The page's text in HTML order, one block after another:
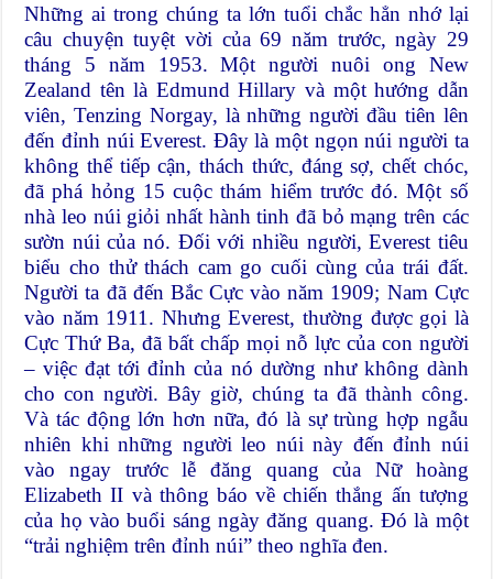
Những ai trong chúng ta lớn tuổi chắc hẳn nhớ lại
câu chuyện tuyệt vời của 69 năm trước, ngày 29
tháng 5 năm 1953. Một người nuôi ong New
Zealand tên là Edmund Hillary và một hướng dẫn
viên, Tenzing Norgay, là những người đầu tiên lên
đến đỉnh núi Everest. Đây là một ngọn núi người ta
không thể tiếp cận, thách thức, đáng sợ, chết chóc,
đã phá hỏng 15 cuộc thám hiểm trước đó. Một số
nhà leo núi giỏi nhất hành tinh đã bỏ mạng trên các
sườn núi của nó. Đối với nhiều người, Everest tiêu
biểu cho thử thách cam go cuối cùng của trái đất.
Người ta đã đến Bắc Cực vào năm 1909; Nam Cực
vào năm 1911. Nhưng Everest, thường được gọi là
Cực Thứ Ba, đã bất chấp mọi nỗ lực của con người
– việc đạt tới đỉnh của nó dường như không dành
cho con người. Bây giờ, chúng ta đã thành công.
Và tác động lớn hơn nữa, đó là sự trùng hợp ngẫu
nhiên khi những người leo núi này đến đỉnh núi
vào ngay trước lễ đăng quang của Nữ hoàng
Elizabeth II và thông báo về chiến thắng ấn tượng
của họ vào buổi sáng ngày đăng quang. Đó là một
“trải nghiệm trên đỉnh núi” theo nghĩa đen.